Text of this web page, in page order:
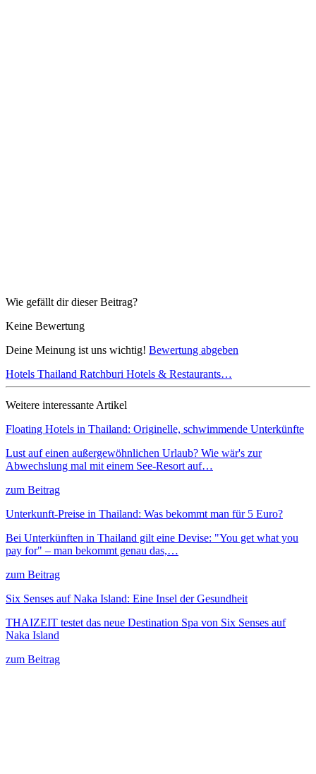
Wie gefällt dir dieser Beitrag?
Keine Bewertung
Deine Meinung ist uns wichtig! Bewertung abgeben
Hotels Thailand Ratchburi Hotels & Restaurants…
Weitere interessante Artikel
Floating Hotels in Thailand: Originelle, schwimmende Unterkünfte
Lust auf einen außergewöhnlichen Urlaub? Wie wär's zur
Abwechslung mal mit einem See-Resort auf…
zum Beitrag
Unterkunft-Preise in Thailand: Was bekommt man für 5 Euro?
Bei Unterkünften in Thailand gilt eine Devise: "You get what you
pay for" – man bekommt genau das,…
zum Beitrag
Six Senses auf Naka Island: Eine Insel der Gesundheit
THAIZEIT testet das neue Destination Spa von Six Senses auf
Naka Island
zum Beitrag